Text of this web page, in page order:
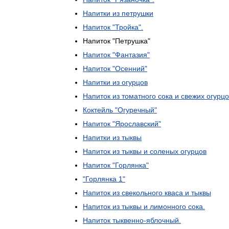
Напитки из петрушки
Напиток "Тройка".
Напиток "Петрушка"
Напиток "Фантазия"
Напиток "Осенний"
Напитки из огурцов
Напиток из томатного сока и свежих
Коктейль "Огуречный"
Напиток "Ярославский"
Напитки из тыквы
Напиток из тыквы и соленых огурцов
Напиток "Горлянка"
"Горлянка 1"
Напиток из свекольного кваса и тыквы
Напиток из тыквы и лимонного сока
Напиток тыквенно-яблочный